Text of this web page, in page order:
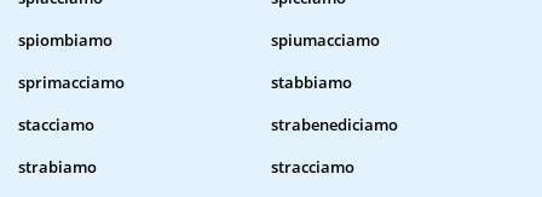
spiombiamo
spiumacciamo
sprimacciamo
stabbiamo
stacciamo
strabenediciamo
strabiamo
stracciamo